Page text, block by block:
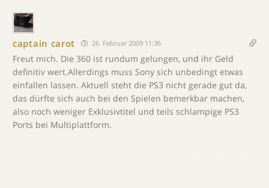
captain carot 26. Februar 2009 11:36
Freut mich. Die 360 ist rundum gelungen, und ihr Geld
definitiv wert.Allerdings muss Sony sich unbedingt etwas
einfallen lassen. Aktuell steht die PS3 nicht gerade gut da,
das dürfte sich auch bei den Spielen bemerkbar machen,
also noch weniger Exklusivtitel und teils schlampige PS3
Ports bei Multiplattform.